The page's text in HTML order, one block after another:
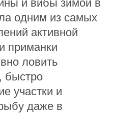
и вибы зимой в
одним из самых
активной
приманки
ловить
быстро
участки и
даже в